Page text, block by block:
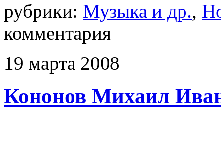
рубрики: Музыка и др.,
комментария
19 марта 2008
Кононов Михаил